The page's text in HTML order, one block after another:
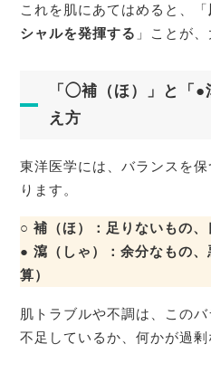
これを肌にあてはめると、「
シャルを発揮する 」ことが
「◯補（ほ）」と「
え方
東洋医学には、バランスを
ります。
○ 補（ほ）：足りないもの、
● 瀉（しゃ）：余分なもの
算）
肌トラブルや不調は、この
不足しているか、何かが過剰